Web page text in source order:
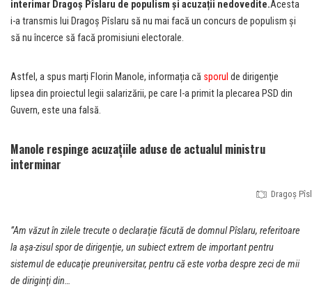
interimar Dragoş Pîslaru de populism și acuzații nedovedite.Acesta
i-a transmis lui Dragoș Pîslaru să nu mai facă un concurs de populism şi
să nu încerce să facă promisiuni electorale.
Astfel, a spus marți Florin Manole, informația că sporul de dirigenţie
lipsea din proiectul legii salarizării, pe care l-a primit la plecarea PSD din
Guvern, este una falsă.
Manole respinge acuzațiile aduse de actualul ministru
interminar
Dragoș
”Am văzut în zilele trecute o declaraţie făcută de domnul Pîslaru, referitoare
la aşa-zisul spor de dirigenţie, un subiect extrem de important pentru
sistemul de educaţie preuniversitar, pentru că este vorba despre zeci de mii
de diriginţi din…